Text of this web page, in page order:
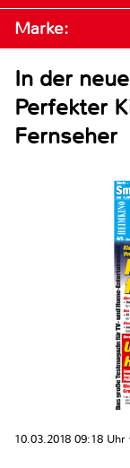
Marke:
In der
Perfekter
Fernseher
10.03.2018 09:18